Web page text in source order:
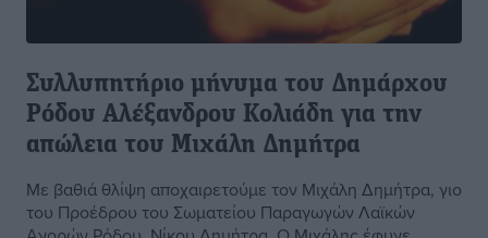
Συλλυπητήριο μήνυμα του Δημάρχου
Ρόδου Αλέξανδρου Κολιάδη για την
απώλεια του Μιχάλη Δημήτρα
Με βαθιά θλίψη αποχαιρετούμε τον Μιχάλη Δημήτρα, γιο
του Προέδρου του Σωματείου Παραγωγών Λαϊκών